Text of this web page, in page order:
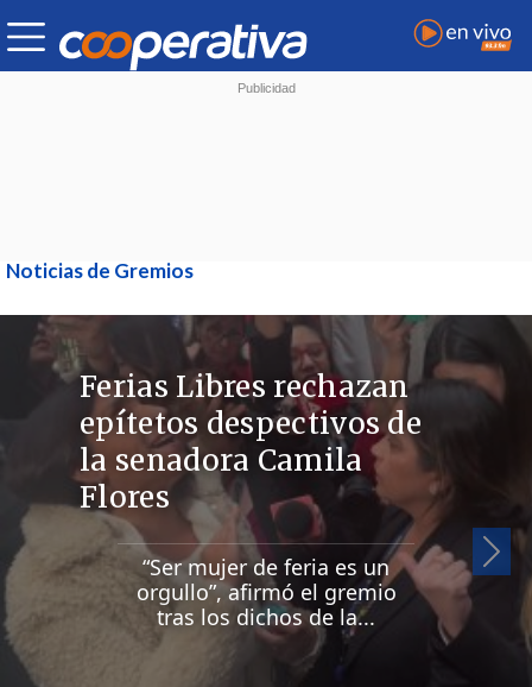
Noticias de Gremios
Ferias Libres rechazan
epítetos despectivos de
la senadora Camila
Flores
“Ser mujer de feria es un
orgullo”, afirmó el gremio
tras los dichos de la...